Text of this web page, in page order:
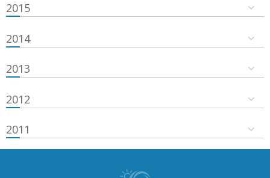
2015
2014
2013
2012
2011